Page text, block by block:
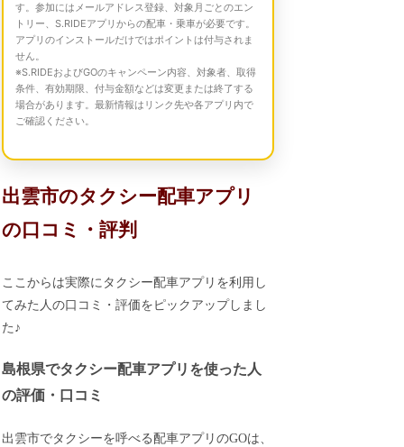
す。参加にはメールアドレス登録、対象月ごとのエン
トリー、S.RIDEアプリからの配車・乗車が必要です。
アプリのインストールだけではポイントは付与されま
せん。
※S.RIDEおよびGOのキャンペーン内容、対象者、取得
条件、有効期限、付与金額などは変更または終了する
場合があります。最新情報はリンク先や各アプリ内で
ご確認ください。
出雲市のタクシー配車アプリ
の口コミ・評判
ここからは実際にタクシー配車アプリを利用し
てみた人の口コミ・評価をピックアップしまし
た♪
島根県でタクシー配車アプリを使った人
の評価・口コミ
出雲市でタクシーを呼べる配車アプリのGOは、